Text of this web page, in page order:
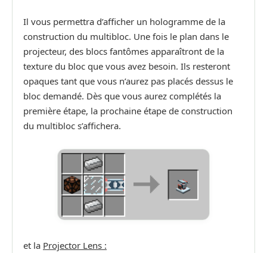
Il vous permettra d’afficher un hologramme de la
construction du multibloc. Une fois le plan dans le
projecteur, des blocs fantômes apparaîtront de la
texture du bloc que vous avez besoin. Ils resteront
opaques tant que vous n’aurez pas placés dessus le
bloc demandé. Dès que vous aurez complétés la
première étape, la prochaine étape de construction
du multibloc s’affichera.
et la Projector Lens :